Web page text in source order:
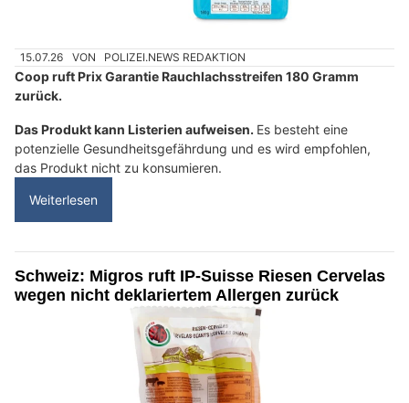
15.07.26 VON POLIZEI.NEWS REDAKTION
Coop ruft Prix Garantie Rauchlachsstreifen 180 Gramm
zurück.
Das Produkt kann Listerien aufweisen. Es besteht eine
potenzielle Gesundheitsgefährdung und es wird empfohlen,
das Produkt nicht zu konsumieren.
Weiterlesen
Schweiz: Migros ruft IP-Suisse Riesen Cervelas
wegen nicht deklariertem Allergen zurück